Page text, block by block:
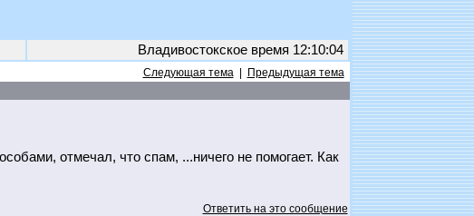
Владивостокское время 12:10:04
Следующая тема|
Предыдущая тема
отмечал, что спам, ...ничего не помогает. Как
Ответить на это сообщение